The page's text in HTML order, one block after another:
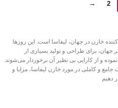
2
→
خازن در جهان، لیفاسا است. این روزها
جهان، برای طراحی و تولید بسیاری از
نموده و از کارایی بی نظیر آن برخوردار می‌شوند.
جامع و کاملی در مورد خازن لیفاسا، مزایا و
دهیم